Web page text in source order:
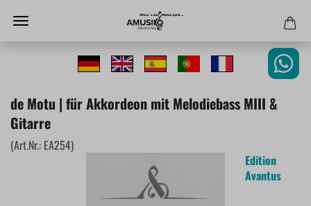
de Motu | für Akkordeon mit Melodiebass MIII &
Gitarre
(Art.Nr.: EA254)
Edition
Avantus